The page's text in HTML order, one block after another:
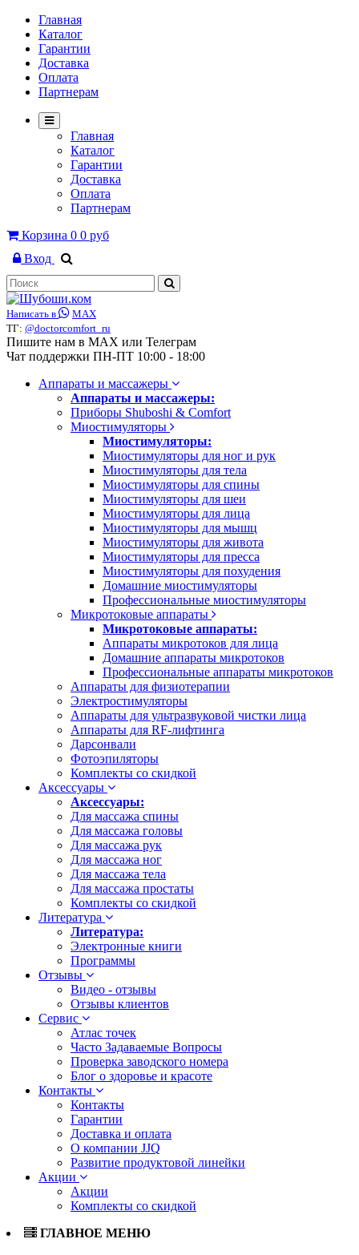
Главная
Каталог
Гарантии
Доставка
Оплата
Партнерам
Главная
Каталог
Гарантии
Доставка
Оплата
Партнерам
Корзина 0 0 руб
Вход
Написать в
MAX
ТГ: @doctorcomfort_ru
Пишите нам в MAX или Телеграм
Чат поддержки ПН-ПТ 10:00 - 18:00
Аппараты и массажеры
Аппараты и массажеры:
Приборы Shuboshi & Comfort
Миостимуляторы
Миостимуляторы:
Миостимуляторы для ног и рук
Миостимуляторы для тела
Миостимуляторы для спины
Миостимуляторы для шеи
Миостимуляторы для лица
Миостимуляторы для мышц
Миостимуляторы для живота
Миостимуляторы для пресса
Миостимуляторы для похудения
Домашние миостимуляторы
Профессиональные миостимуляторы
Микротоковые аппараты
Микротоковые аппараты:
Аппараты микротоков для лица
Домашние аппараты микротоков
Профессиональные аппараты микротоков
Аппараты для физиотерапии
Электростимуляторы
Аппараты для ультразвуковой чистки лица
Аппараты для RF-лифтинга
Дарсонвали
Фотоэпиляторы
Комплекты со скидкой
Аксессуары
Аксессуары:
Для массажа спины
Для массажа головы
Для массажа рук
Для массажа ног
Для массажа тела
Для массажа простаты
Комплекты со скидкой
Литература
Литература:
Электронные книги
Программы
Отзывы
Видео - отзывы
Отзывы клиентов
Сервис
Атлас точек
Часто Задаваемые Вопросы
Проверка заводского номера
Блог о здоровье и красоте
Контакты
Контакты
Гарантии
Доставка и оплата
О компании JJQ
Развитие продуктовой линейки
Акции
Акции
Комплекты со скидкой
ГЛАВНОЕ МЕНЮ